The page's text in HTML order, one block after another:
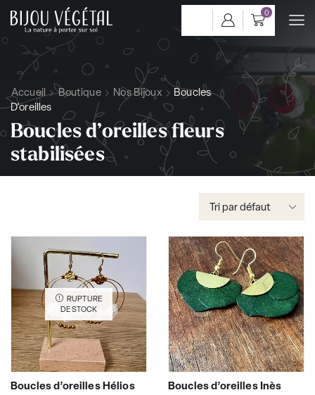
0
Boucles d’oreilles fleurs
stabilisées
Accueil Boutique Nos Bijoux
Boucles
D'oreilles
RUPTURE
DE STOCK
Boucles d’oreilles Hélios Boucles d’oreilles Inès